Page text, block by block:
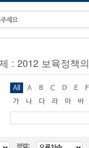
: 2012 보육정책
All A B C D E F
가
나 다 라 마 바